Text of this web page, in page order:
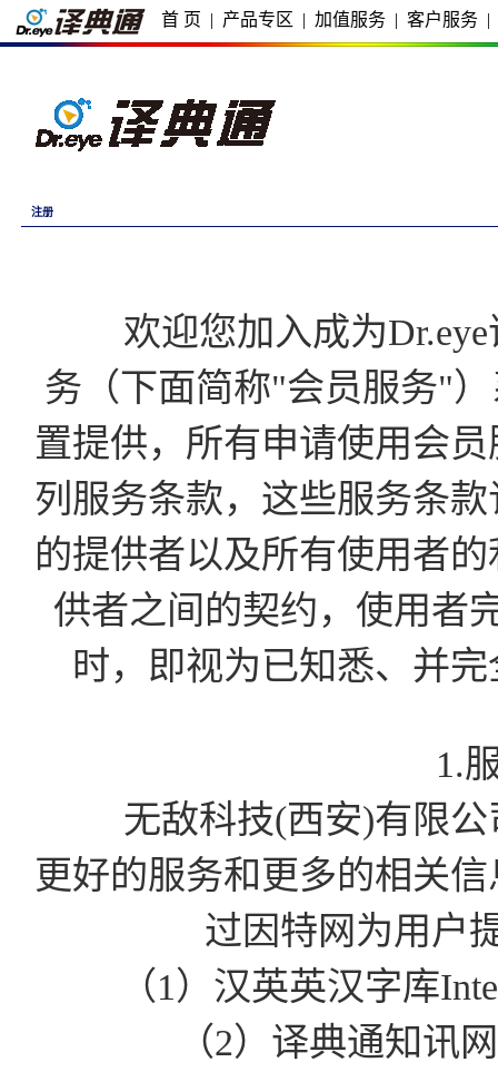
首 页 | 产品专区 | 加值服务 | 客户服务 |
注册
欢迎您加入成为Dr.eye
务（下面简称"会员服务"
置提供，所有申请使用会
列服务条款，这些服务条
的提供者以及所有使用者
供者之间的契约，使用者
时，即视为已知悉、并
1.
无敌科技(西安)有限公
更好的服务和更多的相关
过因特网为用户
（1）汉英英汉字库
（2）译典通知讯